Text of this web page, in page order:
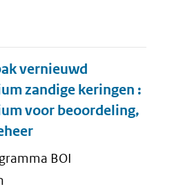
vernieuwd
zandige keringen :
voor beoordeling,
BOI